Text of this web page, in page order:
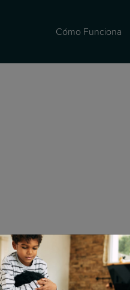
Cómo Funciona